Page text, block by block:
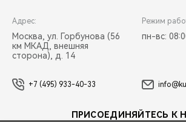
Адрес:
Москва, ул. Горбунова (56
км МКАД, внешняя
сторона), д. 14
Режим
пн-вс:
+7 (495) 933-40-33
ПРИСОЕДИНЯЙТЕСЬ К